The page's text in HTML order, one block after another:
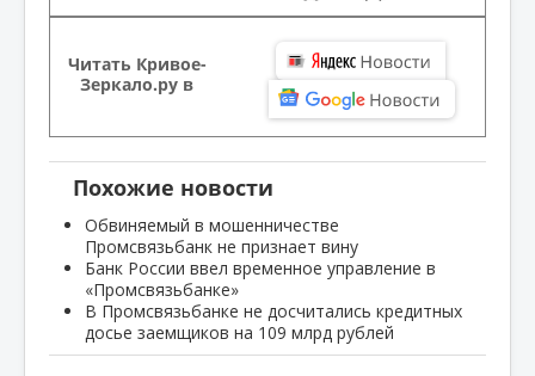
Читать Кривое-
Зеркало.ру в
Похожие новости
Обвиняемый в мошенничестве
Промсвязьбанк не признает вину
Банк России ввел временное управление в
«Промсвязьбанке»
В Промсвязьбанке не досчитались кредитных
досье заемщиков на 109 млрд рублей